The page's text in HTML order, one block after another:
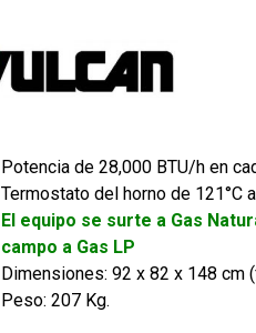
Potencia de 28,000 BTU/h en
Termostato del horno de 121°C
El equipo se surte a Gas
campo a Gas LP
Dimensiones: 92 x 82 x 148 cm
Peso: 207 Kg.